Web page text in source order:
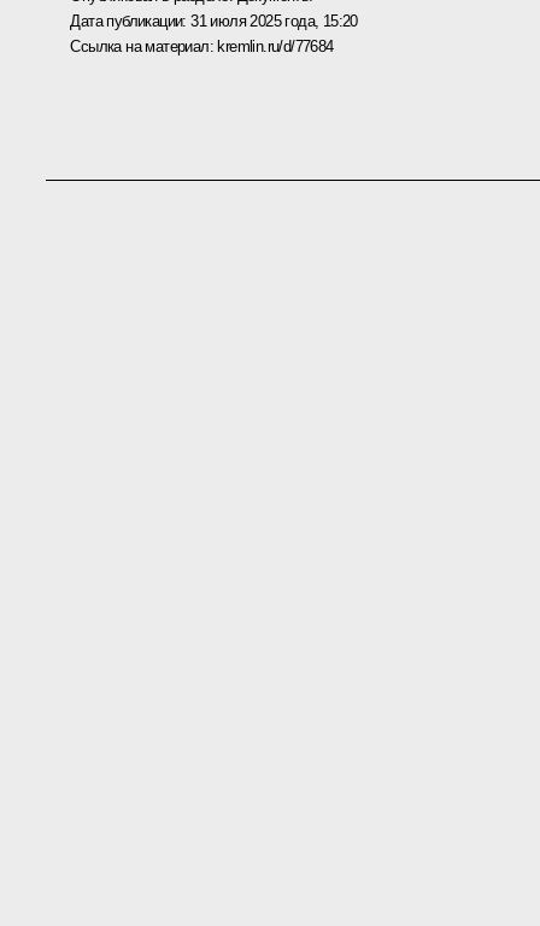
Дата публикации:31 июля 2025 года, 15:20
Ссылка на материал: kremlin.ru/d/77684